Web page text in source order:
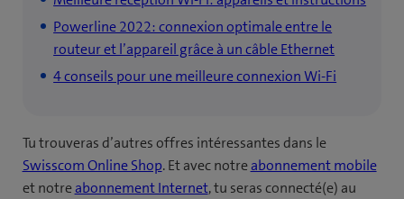
Powerline 2022: connexion optimale entre le
routeur et l’appareil grâce à un câble Ethernet
4 conseils pour une meilleure connexion Wi-Fi
Tu trouveras d’autres offres intéressantes dans le
Swisscom Online Shop. Et avec notreabonnement mobile
et notreabonnement Internet, tu seras connecté(e) au